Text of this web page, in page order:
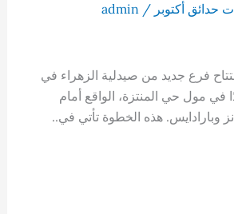
حدائق أكتوبر /
admin
فرع جديد من صيدلية الزهراء في
في مول حي المنتزة، الواقع أمام
وبارادايس. هذه الخطوة تأتي في..